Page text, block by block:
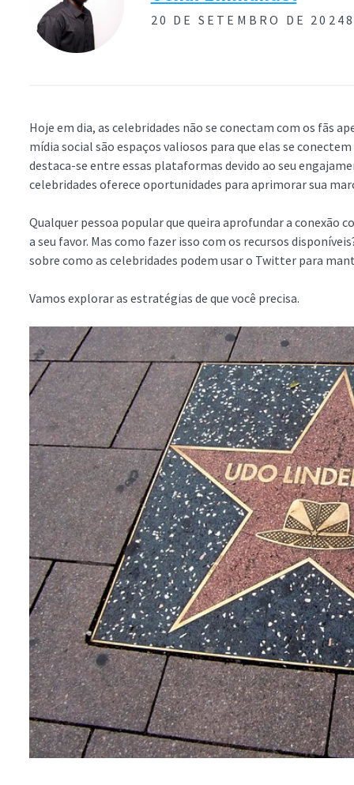
20 DE SETEMBRO DE 2024
Hoje em dia, as celebridades não se conectam com os fãs
mídia social são espaços valiosos para que elas se
destaca-se entre essas plataformas devido ao seu
celebridades oferece oportunidades para aprimorar sua
Qualquer pessoa popular que queira aprofundar a conexão
a seu favor. Mas como fazer isso com os recursos
sobre como as celebridades podem usar o Twitter para
Vamos explorar as estratégias de que você precisa.